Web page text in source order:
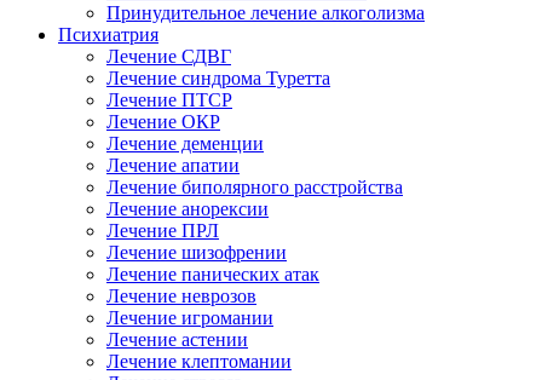
Принудительное лечение алкоголизма
Психиатрия
Лечение СДВГ
Лечение синдрома Туретта
Лечение ПТСР
Лечение ОКР
Лечение деменции
Лечение апатии
Лечение биполярного расстройства
Лечение анорексии
Лечение ПРЛ
Лечение шизофрении
Лечение панических атак
Лечение неврозов
Лечение игромании
Лечение астении
Лечение клептомании